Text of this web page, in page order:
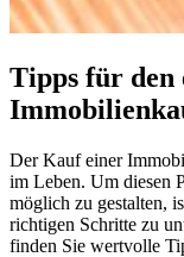
Tipps für den
Der Kauf einer
im Leben. Um diesen
möglich zu gestalten,
richtigen Schritte zu
finden Sie wertvolle